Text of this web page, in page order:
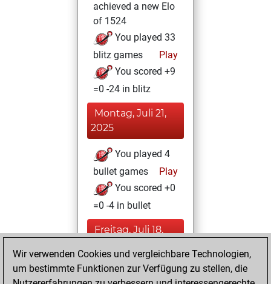
achieved a new Elo
of 1524
You played 33
blitz games
Play
You scored +9
=0 -24 in blitz
Montag, Juli 21,
2025
You played 4
bullet games
Play
You scored +0
=0 -4 in bullet
Freitag, Juli 18,
You had a best
Wir verwenden Cookies und vergleichbare Technologien,
um bestimmte Funktionen zur Verfügung zu stellen, die